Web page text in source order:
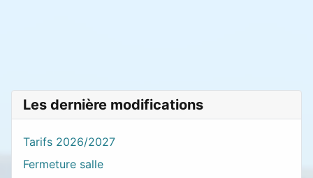
Les dernière modifications
Tarifs 2026/2027
Fermeture salle